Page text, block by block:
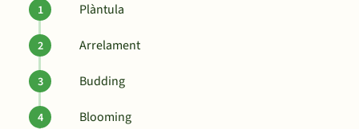
Plàntula
Arrelament
Budding
Blooming